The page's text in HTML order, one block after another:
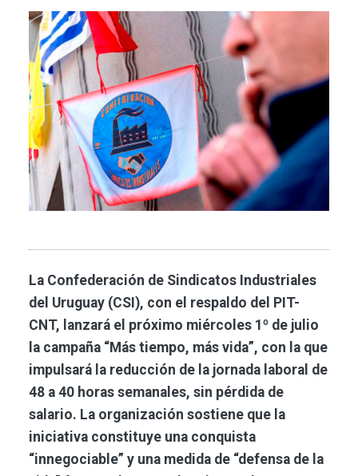
Imagen
La Confederación de Sindicatos Industriales
del Uruguay (CSI), con el respaldo del PIT-
CNT, lanzará el próximo miércoles 1º de julio
la campaña “Más tiempo, más vida”, con la que
impulsará la reducción de la jornada laboral de
48 a 40 horas semanales, sin pérdida de
salario. La organización sostiene que la
iniciativa constituye una conquista
“innegociable” y una medida de “defensa de la